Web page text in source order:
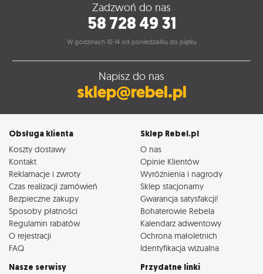
Zadzwoń do nas
58 728 49 31
W godzinach 10-14 od poniedziałku do piątku
Napisz do nas
sklep@rebel.pl
Obsługa klienta
Koszty dostawy
Kontakt
Reklamacje i zwroty
Czas realizacji zamówień
Bezpieczne zakupy
Sposoby płatności
Regulamin rabatów
O rejestracji
FAQ
Sklep Rebel.pl
O nas
Opinie Klientów
Wyróżnienia i nagrody
Sklep stacjonarny
Gwarancja satysfakcji!
Bohaterowie Rebela
Kalendarz adwentowy
Ochrona małoletnich
Identyfikacja wizualna
Nasze serwisy Przydatne linki